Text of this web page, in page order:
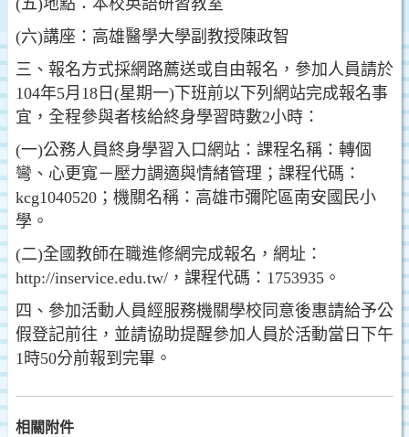
(五)地點：本校英語研習教室
(六)講座：高雄醫學大學副教授陳政智
三、報名方式採網路薦送或自由報名，參加人員請於
104年5月18日(星期一)下班前以下列網站完成報名事
宜，全程參與者核給終身學習時數2小時：
(一)公務人員終身學習入口網站：課程名稱：轉個
彎、心更寬－壓力調適與情緒管理；課程代碼：
kcg1040520；機關名稱：高雄市彌陀區南安國民小
學。
(二)全國教師在職進修網完成報名，網址：
http://inservice.edu.tw/，課程代碼：1753935。
四、參加活動人員經服務機關學校同意後惠請給予公
假登記前往，並請協助提醒參加人員於活動當日下午
1時50分前報到完畢。
相關附件